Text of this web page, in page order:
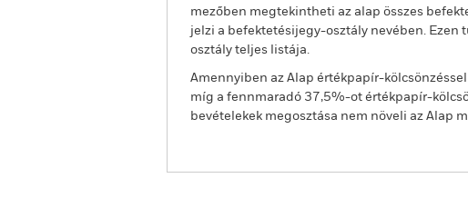
mezőben megtekintheti az alap összes
jelzi a befektetésijegy-osztály nevében. Ezen
osztály teljes listája.
Amennyiben az Alap értékpapír-
míg a fennmaradó 37,5%-ot értékpapír-
bevételekek megosztása nem növeli az Alap